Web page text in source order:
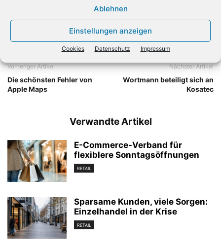
Ablehnen
Einstellungen anzeigen
Cookies Datenschutz Impressum
Vorheriger Artikel
Die schönsten Fehler von
Apple Maps
Nächster Artikel
Wortmann beteiligt sich an
Kosatec
Verwandte Artikel
E-Commerce-Verband für
flexiblere Sonntagsöffnungen
RETAIL
Sparsame Kunden, viele Sorgen:
Einzelhandel in der Krise
RETAIL